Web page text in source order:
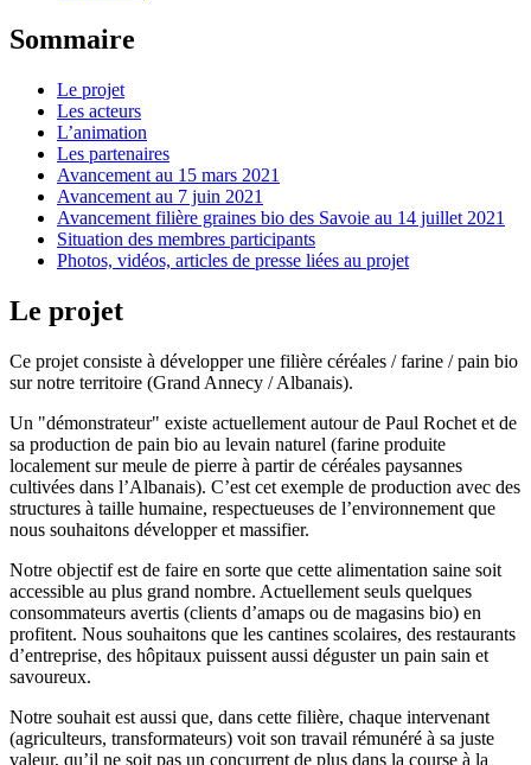
Sommaire
Le projet
Les acteurs
L’animation
Les partenaires
Avancement au 15 mars 2021
Avancement au 7 juin 2021
Avancement filière graines bio des Savoie au 14 juillet 2021
Situation des membres participants
Photos, vidéos, articles de presse liées au projet
Le projet
Ce projet consiste à développer une filière céréales / farine / pain bio
sur notre territoire (Grand Annecy / Albanais).
Un "démonstrateur" existe actuellement autour de Paul Rochet et de
sa production de pain bio au levain naturel (farine produite
localement sur meule de pierre à partir de céréales paysannes
cultivées dans l’Albanais). C’est cet exemple de production avec des
structures à taille humaine, respectueuses de l’environnement que
nous souhaitons développer et massifier.
Notre objectif est de faire en sorte que cette alimentation saine soit
accessible au plus grand nombre. Actuellement seuls quelques
consommateurs avertis (clients d’amaps ou de magasins bio) en
profitent. Nous souhaitons que les cantines scolaires, des restaurants
d’entreprise, des hôpitaux puissent aussi déguster un pain sain et
savoureux.
Notre souhait est aussi que, dans cette filière, chaque intervenant
(agriculteurs, transformateurs) voit son travail rémunéré à sa juste
valeur, qu’il ne soit pas un concurrent de plus dans la course à la